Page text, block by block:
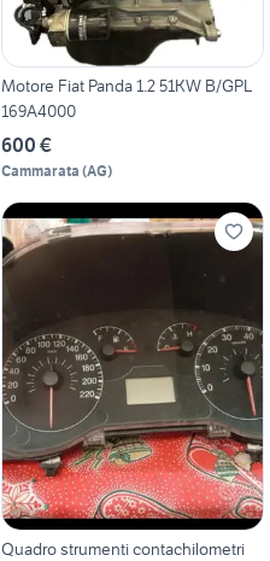
Motore Fiat Panda 1.2 51KW B/GPL
169A4000
600 €
Cammarata (AG)
Quadro strumenti contachilometri